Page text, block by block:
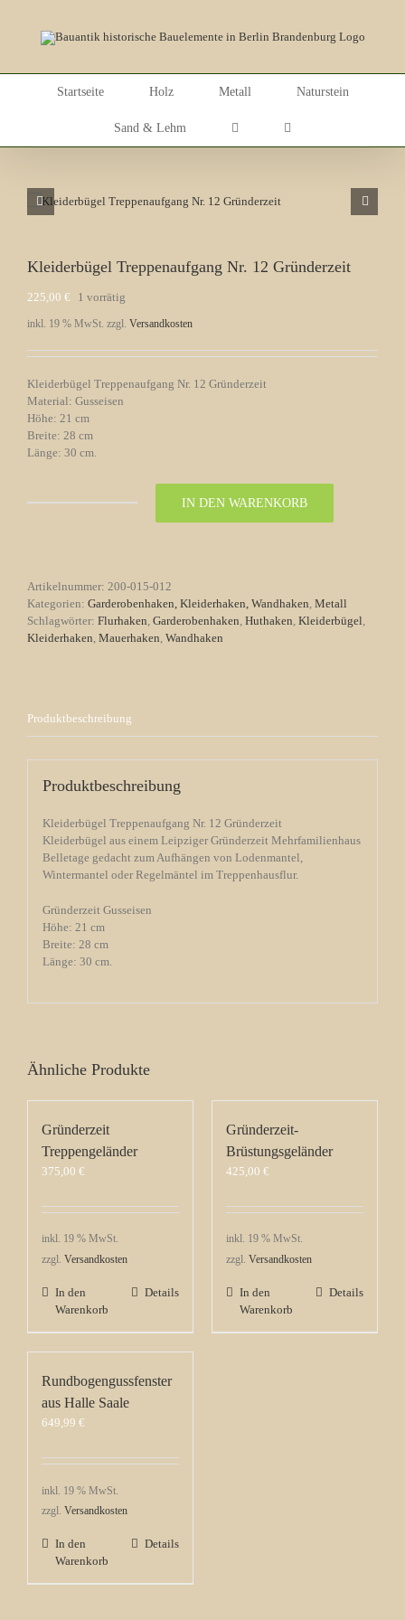
Startseite Holz Metall Naturstein
Sand & Lehm
Kleiderbügel Treppenaufgang Nr. 12 Gründerzeit
225,00 € 1 vorrätig
inkl. 19 % MwSt. zzgl. Versandkosten
Kleiderbügel Treppenaufgang Nr. 12 Gründerzeit
Material: Gusseisen
Höhe: 21 cm
Breite: 28 cm
Länge: 30 cm.
Treppenaufgang
IN DEN WARENKORB
Artikelnummer: 200-015-012
Kategorien: Garderobenhaken, Kleiderhaken, Wandhaken Metall
Schlagwörter: Flurhaken Garderobenhaken Huthaken Kleiderbügel
Kleiderhaken Mauerhaken Wandhaken
Produktbeschreibung
Produktbeschreibung
Kleiderbügel Treppenaufgang Nr. 12 Gründerzeit
Kleiderbügel aus einem Leipziger Gründerzeit Mehrfamilienhaus
Belletage gedacht zum Aufhängen von Lodenmantel,
Wintermantel oder Regelmäntel im Treppenhausflur.
Gründerzeit Gusseisen
Höhe: 21 cm
Breite: 28 cm
Länge: 30 cm.
Ähnliche Produkte
Gründerzeit
Treppengeländer
375,00 €
inkl. 19 % MwSt.
zzgl. Versandkosten
In den
Warenkorb
Details
Gründerzeit-
Brüstungsgeländer
425,00 €
inkl. 19 % MwSt.
zzgl. Versandkosten
In den
Warenkorb
Details
Rundbogengussfenster
aus Halle Saale
649,99 €
inkl. 19 % MwSt.
zzgl. Versandkosten
In den
Warenkorb
Details